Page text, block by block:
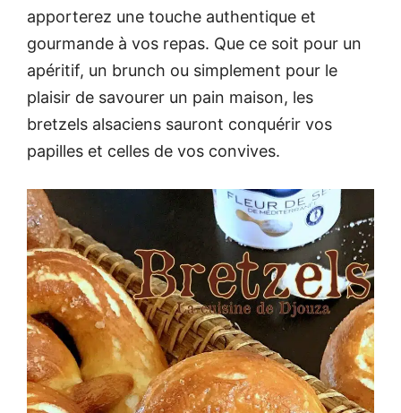
apporterez une touche authentique et
gourmande à vos repas. Que ce soit pour un
apéritif, un brunch ou simplement pour le
plaisir de savourer un pain maison, les
bretzels alsaciens sauront conquérir vos
papilles et celles de vos convives.